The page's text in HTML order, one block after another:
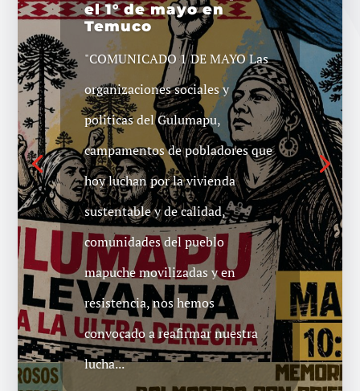
el 1° de mayo en
Temuco
"COMUNICADO 1 DE MAYO Las
organizaciones sociales y
politicas del Gulumapu,
campamentos de pobladores que
hoy luchan por la vivienda
sustentable y de calidad,
comunidades del pueblo
mapuche movilizadas y en
resistencia, nos hemos
convocado a reafirmar nuestra
lucha...